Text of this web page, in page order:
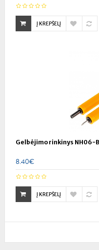
Į KREPŠELĮ
Gelbėjimo rinkinys NH06-
8.40€
Į KREPŠELĮ